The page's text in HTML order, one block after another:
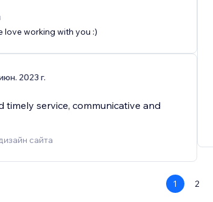
love working with you :)
2023 г.
timely service, communicative and
сайта
1 2